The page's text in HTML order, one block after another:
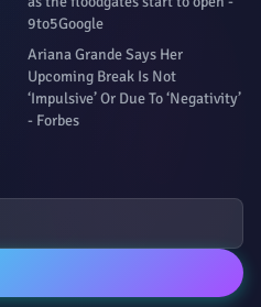
9to5Google
Ariana Grande Says Her
Upcoming Break Is Not
‘Impulsive’ Or Due To ‘Negativity’
- Forbes